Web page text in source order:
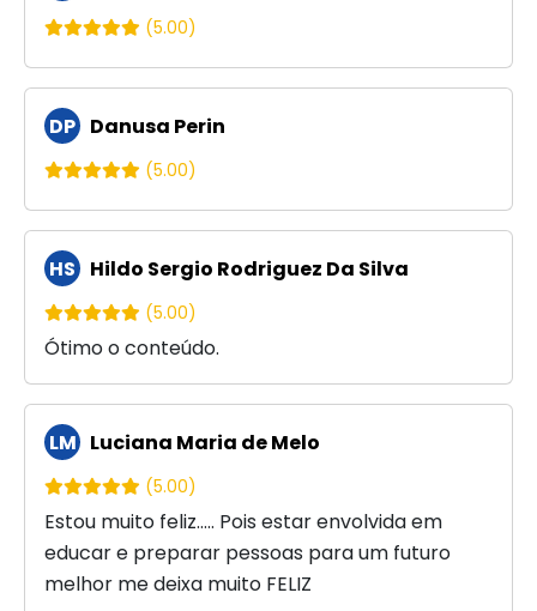
(5.00)
DP Danusa Perin
(5.00)
HS Hildo Sergio Rodriguez Da Silva
(5.00)
Ótimo o conteúdo.
LM Luciana Maria de Melo
(5.00)
Estou muito feliz..... Pois estar envolvida em
educar e preparar pessoas para um futuro
melhor me deixa muito FELIZ